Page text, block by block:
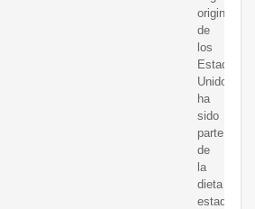
original
de
los
Estados
Unidos”,
ha
sido
parte
de
la
dieta